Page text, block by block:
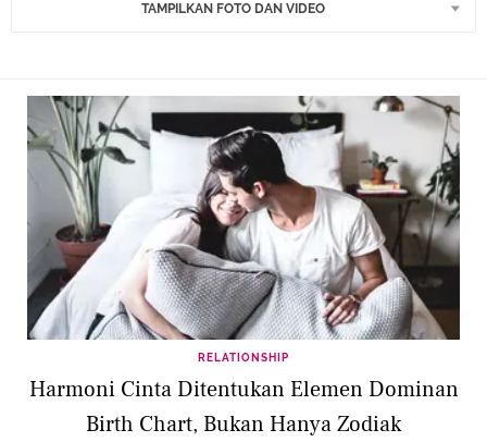
TAMPILKAN FOTO DAN VIDEO
RELATIONSHIP
Harmoni Cinta Ditentukan Elemen Dominan
Birth Chart, Bukan Hanya Zodiak